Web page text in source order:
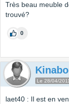
Très beau meuble
trouvé?
0
Le 28/04/
laet40 : Il est en